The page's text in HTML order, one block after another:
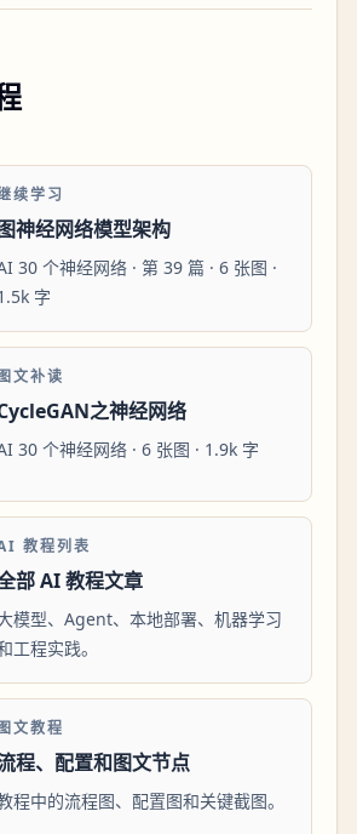
续学习
神经网络模型架构
30 个神经网络 · 第 39 篇 · 6 张图 ·
字
文补读
之神经网络
30 个神经网络 · 6 张图 · 1.9k 字
教程列表
部 AI 教程文章
模型、Agent、本地部署、机器学习
工程实践。
文教程
程、配置和图文节点
程中的流程图、配置图和关键截图。